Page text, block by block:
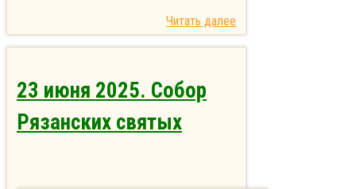
Читать далее
23 июня 2025. Собор
Рязанских святых